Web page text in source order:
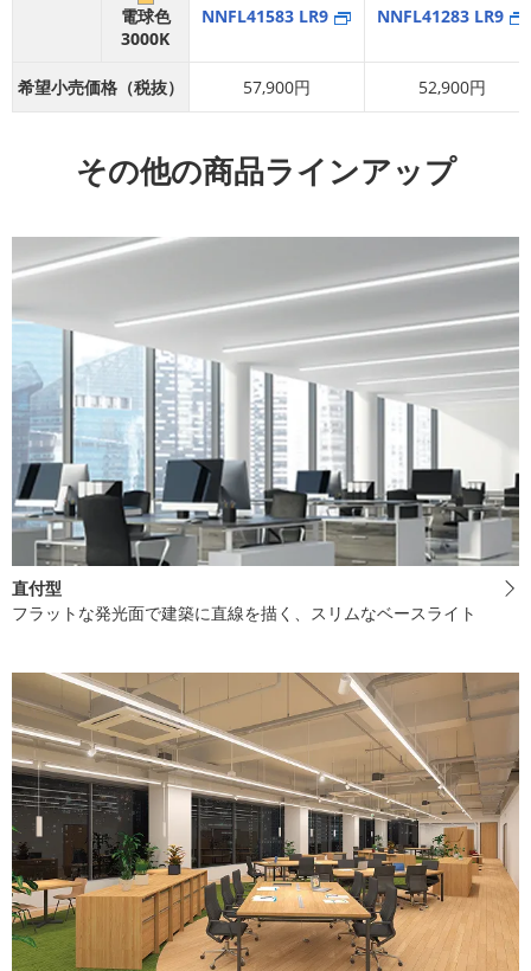
電球色
3000K
NNFL41583 LR9 NNFL41283 LR9
希望小売価格（税抜） 57,900円 52,900円
その他の商品ラインアップ
直付型
フラットな発光面で建築に直線を描く、スリムなベースライト